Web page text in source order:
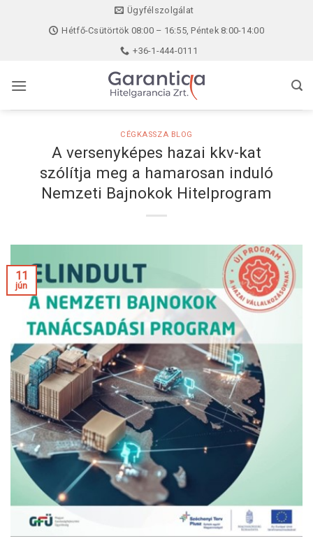
Ügyfélszolgálat
Hétfő-Csütörtök 08:00 – 16:55, Péntek 8:00-14:00
+36-1-444-0111
CÉGKASSZA BLOG
A versenyképes hazai kkv-kat
szólítja meg a hamarosan induló
Nemzeti Bajnokok Hitelprogram
11
jún